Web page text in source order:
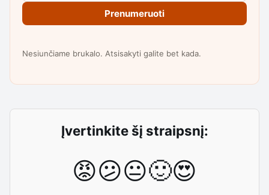
Prenumeruoti
Nesiunčiame brukalo. Atsisakyti galite bet kada.
Įvertinkite šį straipsnį:
😡😕😐🙂😍